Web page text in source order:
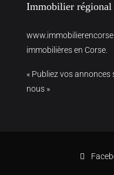
Immobilier régional
immobilières en Corse.
« Publiez vos
nous »